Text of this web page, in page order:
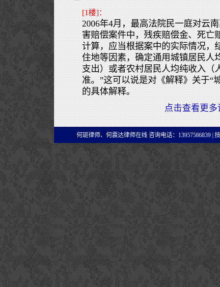
[1楼]：
2006年4月，最高法院民一庭对云
害赔偿案件中，残疾赔偿金、死亡
计算，应当根据案中的实际情况，
住地等因素，确定通用城镇居民人
支出）或者农村居民人均纯收入（
准。”这可以说是对《解释》关于“
的具体解释。
点击查看更多
何珽律师、何震达律师在线 咨询电话：13957586839 |